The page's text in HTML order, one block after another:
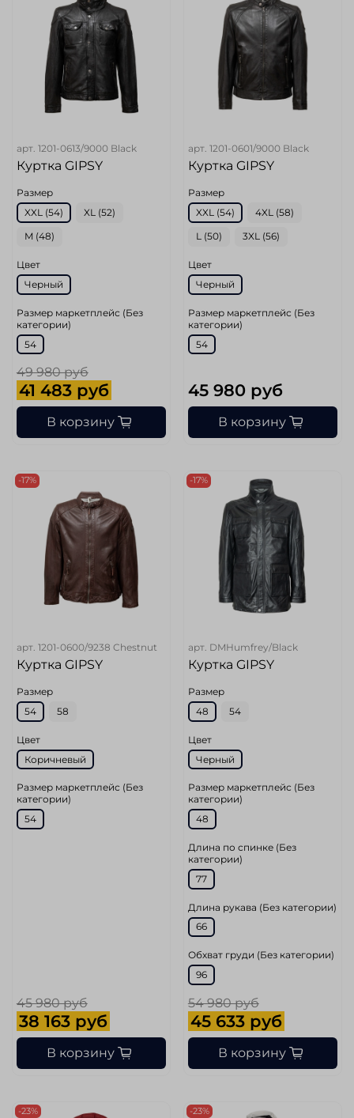
арт. 1201-0613/9000 Black
Куртка GIPSY
Размер
XXL (54)
XL (52)
M (48)
Цвет
Черный
Размер маркетплейс (Без
категории)
54
49 980 руб
41 483 руб
В корзину
арт. 1201-0601/9000 Black
Куртка GIPSY
Размер
XXL (54)
4XL (58)
L (50) 3XL (56)
Цвет
Черный
Размер маркетплейс (Без
категории)
54
45 980 руб
В корзину
-17%
арт. 1201-0600/9238 Chestnut
Куртка GIPSY
Размер
54
58
Цвет
Коричневый
Размер маркетплейс (Без
категории)
54
45 980 руб
38 163 руб
В корзину
-17%
арт. DMHumfrey/Black
Куртка GIPSY
Размер
48
54
Цвет
Черный
Размер маркетплейс (Без
категории)
48
Длина по спинке (Без
категории)
77
Длина рукава (Без категории)
66
Обхват груди (Без категории)
96
54 980 руб
45 633 руб
В корзину
-23% -23%